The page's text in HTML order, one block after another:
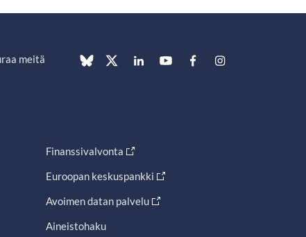
meitä
Finanssivalvonta
Euroopan keskuspankki
Avoimen datan palvelu
Aineistohaku